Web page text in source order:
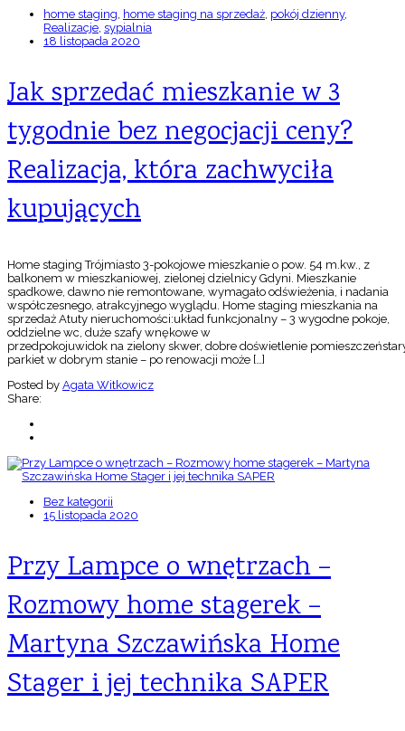
home staging, home staging na sprzedaż, pokój dzienny,
Realizacje, sypialnia
18 listopada 2020
Jak sprzedać mieszkanie w 3
tygodnie bez negocjacji ceny?
Realizacja, która zachwyciła
kupujących
Home staging Trójmiasto 3-pokojowe mieszkanie o pow. 54 m.kw., z
balkonem w mieszkaniowej, zielonej dzielnicy Gdyni. Mieszkanie
spadkowe, dawno nie remontowane, wymagało odświeżenia, i nadania
współczesnego, atrakcyjnego wyglądu. Home staging mieszkania na
sprzedaż Atuty nieruchomości:układ funkcjonalny – 3 wygodne pokoje,
oddzielne wc, duże szafy wnękowe w
przedpokojuwidok na zielony skwer, dobre doświetlenie
parkiet w dobrym stanie – po renowacji może […]
Posted by Agata Witkowicz
Share:
Bez kategorii
15 listopada 2020
Przy Lampce o wnętrzach –
Rozmowy home stagerek –
Martyna Szczawińska Home
Stager i jej technika SAPER